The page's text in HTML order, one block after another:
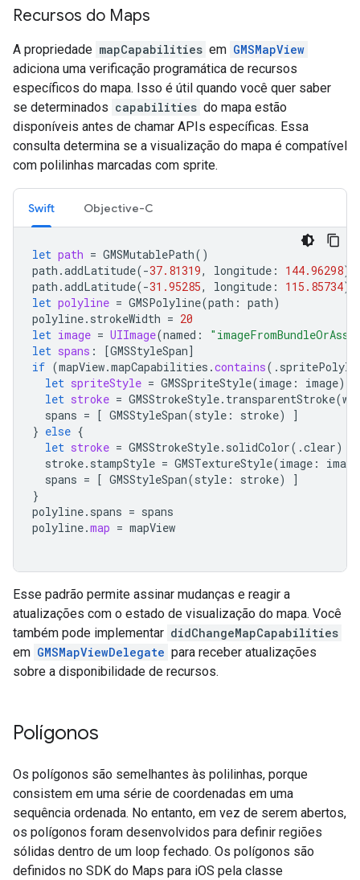
Recursos do Maps
A propriedade mapCapabilities em GMSMapView
adiciona uma verificação programática de recursos
específicos do mapa. Isso é útil quando você quer saber
se determinados capabilities do mapa estão
disponíveis antes de chamar APIs específicas. Essa
consulta determina se a visualização do mapa é compatível
com polilinhas marcadas com sprite.
Swift Objective-C
let path = GMSMutablePath()
path .addLatitude(-37.81319, longitude : 144.96298)
path .addLatitude(-31.95285, longitude : 115.85734)
let polyline = GMSPolyline(path : path)
polyline. strokeWidth = 20
let image = UIImage(named :
let spans : [GMSStyleSpan]
if (mapView.mapCapabilities .contains(.
let spriteStyle = GMSSpriteStyle(image : image)
let stroke = GMSStrokeStyle. transparentStroke(
spans = [ GMSStyleSpan(style : stroke)
]
} else {
let stroke = GMSStrokeStyle. solidColor(.clear)
stroke. stampStyle = GMSTextureStyle(image : image
spans = [ GMSStyleSpan(style : stroke)
]
}
polyline. spans = spans
polyline.map = mapView
Esse padrão permite assinar mudanças e reagir a
atualizações com o estado de visualização do mapa. Você
também pode implementar didChangeMapCapabilities
em GMSMapViewDelegate para receber atualizações
sobre a disponibilidade de recursos.
Polígonos
Os polígonos são semelhantes às polilinhas, porque
consistem em uma série de coordenadas em uma
sequência ordenada. No entanto, em vez de serem abertos,
os polígonos foram desenvolvidos para definir regiões
sólidas dentro de um loop fechado. Os polígonos são
definidos no SDK do Maps para iOS pela classe